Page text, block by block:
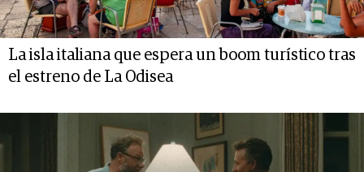
La isla italiana que espera un boom turístico tras
el estreno de La Odisea